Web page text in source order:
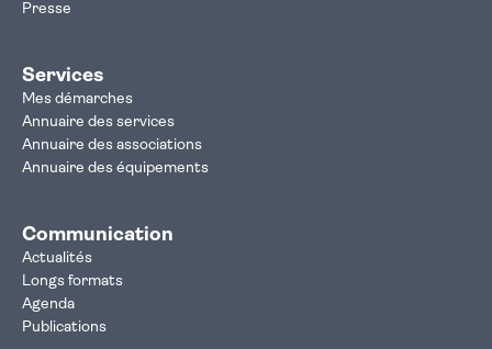
Presse
Services
Mes démarches
Annuaire des services
Annuaire des associations
Annuaire des équipements
Communication
Actualités
Longs formats
Agenda
Publications